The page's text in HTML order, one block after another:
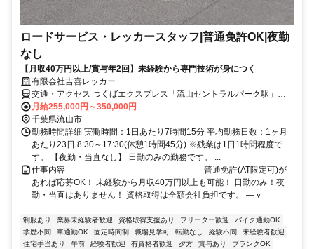
ロードサービス・レッカースタッフ|普通免許OK|夜勤
なし
【月収40万円以上/賞与年2回】未経験から専門技術が身につく
有限会社吉喜レッカー
交通・アクセス つくばエクスプレス「流山セントラルパーク駅」徒
歩14分 ＊八木南小学校向かい ＊車通勤OK
月給255,000円～350,000円
千葉県流山市
勤務時間詳細 実働時間：1日あたり7時間15分 平均勤務日数：1ヶ月
あたり23日 8:30～17:30(休憩1時間45分) ※残業は1日1時間程度で
す。 【夜勤・当直なし】 日勤のみの勤務です。 ...
仕事内容 ―――――――――――――――― 普通免許(AT限定可)が
あれば応募OK！ 未経験から月収40万円以上も可能！ 日勤のみ！夜
勤・当直はありません！ 資格取得は全額会社負担です。 ―ｖ
――――...
制服あり 業界未経験者歓迎 資格取得支援あり フリーター歓迎
バイク通勤OK
学歴不問
車通勤OK 固定時間制 職場見学可 転勤なし 経験不問
未経験者歓迎
住宅手当あり
午前 経験者歓迎 有資格者歓迎 夕方 賞与あり
ブランクOK